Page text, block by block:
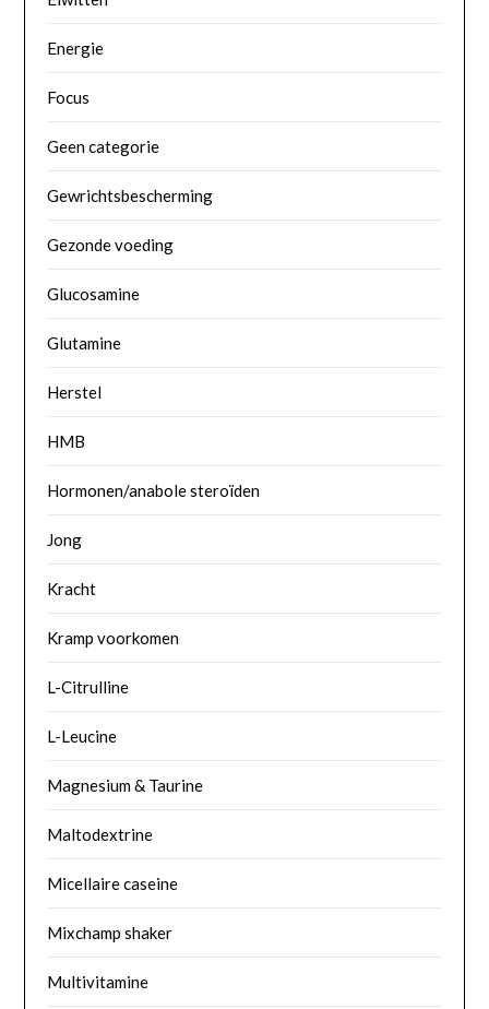
Energie
Focus
Geen categorie
Gewrichtsbescherming
Gezonde voeding
Glucosamine
Glutamine
Herstel
HMB
Hormonen/anabole steroïden
Jong
Kracht
Kramp voorkomen
L-Citrulline
L-Leucine
Magnesium & Taurine
Maltodextrine
Micellaire caseine
Mixchamp shaker
Multivitamine